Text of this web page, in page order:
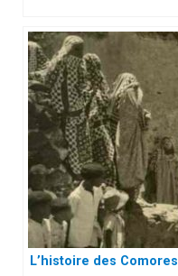
L’histoire des Comores